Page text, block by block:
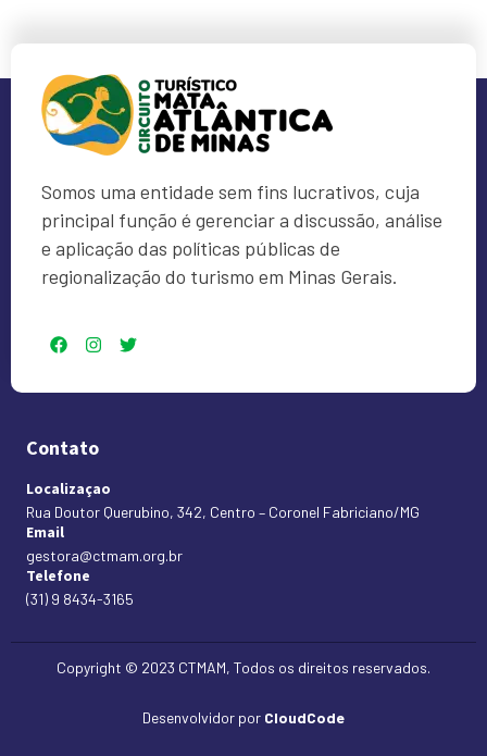
Somos uma entidade sem fins lucrativos, cuja
principal função é gerenciar a discussão, análise
e aplicação das políticas públicas de
regionalização do turismo em Minas Gerais.
Contato
Localizaçao
Rua Doutor Querubino, 342, Centro – Coronel Fabriciano/MG
Email
gestora@ctmam.org.br
Telefone
(31) 9 8434-3165
Copyright © 2023 CTMAM, Todos os direitos reservados.
Desenvolvidor por CloudCode